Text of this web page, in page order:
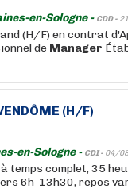
en-Sologne - CDD -
(H/F) en contrat
de Manager
(H/F)
en-Sologne - CDI - 04/
temps complet, 35
6h-13h30, repos